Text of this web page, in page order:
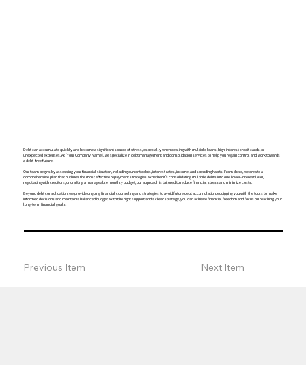
Debt can accumulate quickly and become a significant source of stress, especially when dealing with multiple loans, high-interest credit cards, or
unexpected expenses. At [Your Company Name], we specialize in debt management and consolidation services to help you regain control and work towards
a debt-free future.
Our team begins by assessing your financial situation, including current debts, interest rates, income, and spending habits. From there, we create a
comprehensive plan that outlines the most effective repayment strategies. Whether it’s consolidating multiple debts into one lower-interest loan,
negotiating with creditors, or crafting a manageable monthly budget, our approach is tailored to reduce financial stress and minimize costs.
Beyond debt consolidation, we provide ongoing financial counseling and strategies to avoid future debt accumulation, equipping you with the tools to make
informed decisions and maintain a balanced budget. With the right support and a clear strategy, you can achieve financial freedom and focus on reaching your
long-term financial goals.
Previous Item Next Item